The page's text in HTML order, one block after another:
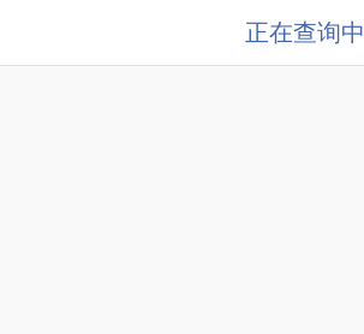
正在查询中